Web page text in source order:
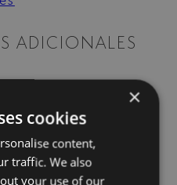
ADICIONALES
×
cookies
content,
traffic. We also
your use of our